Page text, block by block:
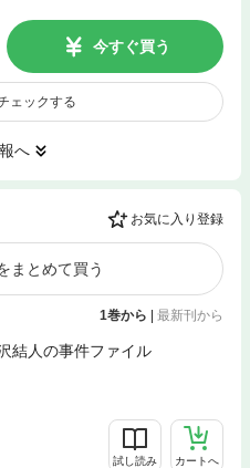
今すぐ買う
ェックする
へ
お気に入り登録
まとめて買う
1巻から | 最新刊から
結人の事件ファイル
試し読み カートへ